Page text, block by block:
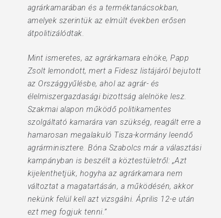
agrárkamarában és a terméktanácsokban,
amelyek szerintük az elmúlt években erősen
átpolitizálódtak.
Mint ismeretes, az agrárkamara elnöke, Papp
Zsolt lemondott, mert a Fidesz listájáról bejutott
az Országgyűlésbe, ahol az agrár- és
élelmiszergazdasági bizottság alelnöke lesz.
Szakmai alapon működő politikamentes
szolgáltató kamarára van szükség, reagált erre a
hamarosan megalakuló Tisza-kormány leendő
agrárminisztere. Bóna Szabolcs már a választási
kampányban is beszélt a köztestületről: „Azt
kijelenthetjük, hogyha az agrárkamara nem
változtat a magatartásán, a működésén, akkor
nekünk felül kell azt vizsgálni. Április 12-e után
ezt meg fogjuk tenni.”